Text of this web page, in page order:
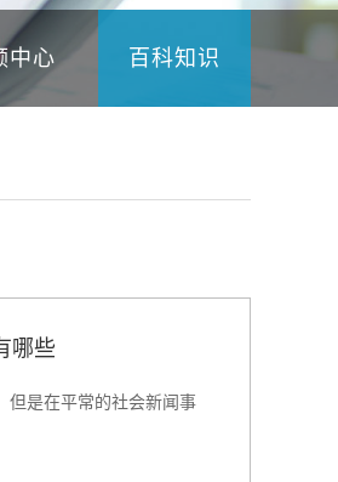
中心 百科知识
哪些
但是在平常的社会新闻事